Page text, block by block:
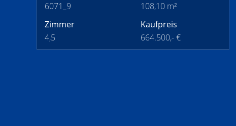
6071_9
108,10 m²
Zimmer
4,5
Kaufpreis
664.500,- €